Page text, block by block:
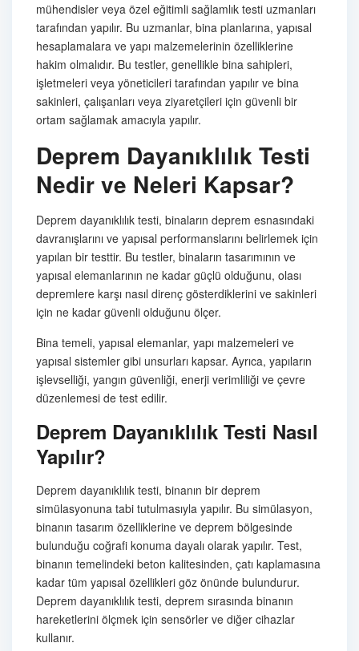
mühendisler veya özel eğitimli sağlamlık testi uzmanları
tarafından yapılır. Bu uzmanlar, bina planlarına, yapısal
hesaplamalara ve yapı malzemelerinin özelliklerine
hakim olmalıdır. Bu testler, genellikle bina sahipleri,
işletmeleri veya yöneticileri tarafından yapılır ve bina
sakinleri, çalışanları veya ziyaretçileri için güvenli bir
ortam sağlamak amacıyla yapılır.
Deprem Dayanıklılık Testi
Nedir ve Neleri Kapsar?
Deprem dayanıklılık testi, binaların deprem esnasındaki
davranışlarını ve yapısal performanslarını belirlemek için
yapılan bir testtir. Bu testler, binaların tasarımının ve
yapısal elemanlarının ne kadar güçlü olduğunu, olası
depremlere karşı nasıl direnç gösterdiklerini ve sakinleri
için ne kadar güvenli olduğunu ölçer.
Bina temeli, yapısal elemanlar, yapı malzemeleri ve
yapısal sistemler gibi unsurları kapsar. Ayrıca, yapıların
işlevselliği, yangın güvenliği, enerji verimliliği ve çevre
düzenlemesi de test edilir.
Deprem Dayanıklılık Testi Nasıl
Yapılır?
Deprem dayanıklılık testi, binanın bir deprem
simülasyonuna tabi tutulmasıyla yapılır. Bu simülasyon,
binanın tasarım özelliklerine ve deprem bölgesinde
bulunduğu coğrafi konuma dayalı olarak yapılır. Test,
binanın temelindeki beton kalitesinden, çatı kaplamasına
kadar tüm yapısal özellikleri göz önünde bulundurur.
Deprem dayanıklılık testi, deprem sırasında binanın
hareketlerini ölçmek için sensörler ve diğer cihazlar
kullanır.